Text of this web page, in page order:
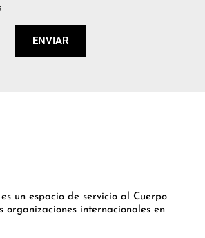
ENVIAR
es un espacio de servicio al Cuerpo
organizaciones internacionales en